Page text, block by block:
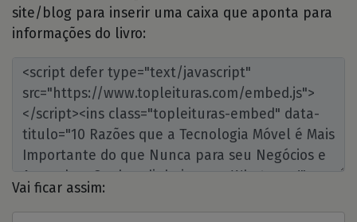
site/blog para inserir uma caixa que aponta para
informações do livro:
Vai ficar assim: